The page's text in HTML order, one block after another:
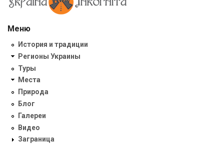
Меню
История и традиции
Регионы Украины
Туры
Места
Природа
Блог
Галереи
Видео
Заграница